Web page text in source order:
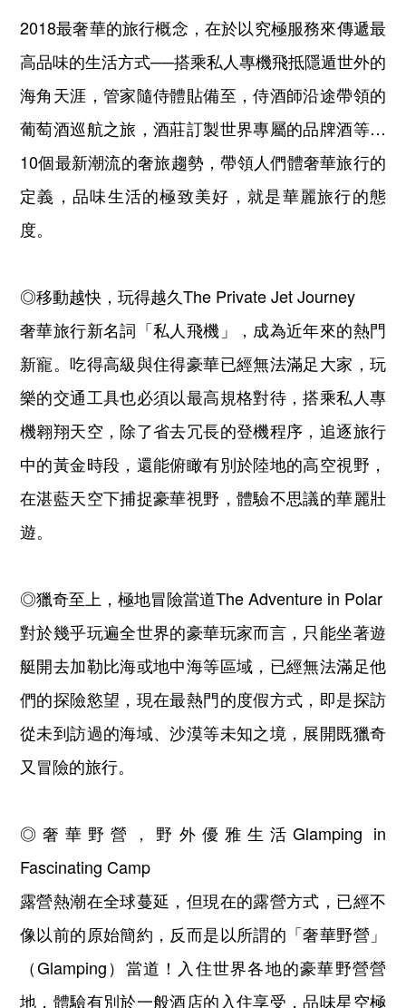
2018最奢華的旅行概念，在於以究極服務來傳遞最
高品味的生活方式──搭乘私人專機飛抵隱遁世外的
海角天涯，管家隨侍體貼備至，侍酒師沿途帶領的
葡萄酒巡航之旅，酒莊訂製世界專屬的品牌酒等…
10個最新潮流的奢旅趨勢，帶領人們體奢華旅行的
定義，品味生活的極致美好，就是華麗旅行的態
度。
◎移動越快，玩得越久The Private Jet Journey
奢華旅行新名詞「私人飛機」，成為近年來的熱門
新寵。吃得高級與住得豪華已經無法滿足大家，玩
樂的交通工具也必須以最高規格對待，搭乘私人專
機翱翔天空，除了省去冗長的登機程序，追逐旅行
中的黃金時段，還能俯瞰有別於陸地的高空視野，
在湛藍天空下捕捉豪華視野，體驗不思議的華麗壯
遊。
◎獵奇至上，極地冒險當道The Adventure in Polar
對於幾乎玩遍全世界的豪華玩家而言，只能坐著遊
艇開去加勒比海或地中海等區域，已經無法滿足他
們的探險慾望，現在最熱門的度假方式，即是探訪
從未到訪過的海域、沙漠等未知之境，展開既獵奇
又冒險的旅行。
◎奢華野營，野外優雅生活Glamping in
Fascinating Camp
露營熱潮在全球蔓延，但現在的露營方式，已經不
像以前的原始簡約，反而是以所謂的「奢華野營」
（Glamping）當道！入住世界各地的豪華野營營
地，體驗有別於一般酒店的入住享受，品味星空極